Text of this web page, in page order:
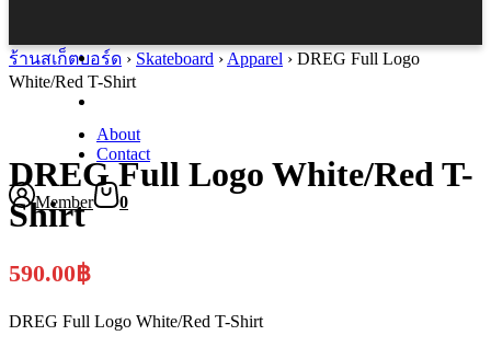
About
Contact
Member 0
ร้านสเก็ตบอร์ด › Skateboard › Apparel › DREG Full Logo
White/Red T-Shirt
DREG Full Logo White/Red T-
Shirt
590.00฿
DREG Full Logo White/Red T-Shirt